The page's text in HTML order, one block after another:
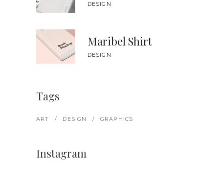
DESIGN
Maribel Shirt
DESIGN
Tags
ART DESIGN GRAPHICS
Instagram